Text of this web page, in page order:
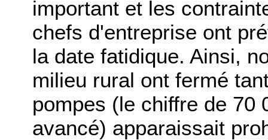
important et les
chefs d'entreprise ont
la date fatidique. Ainsi,
milieu rural ont fermé
pompes (le chiffre de 70
avancé) apparaissait